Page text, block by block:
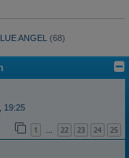
k
k
ANGEL (68)
19:25
1 … 22 23 24 25